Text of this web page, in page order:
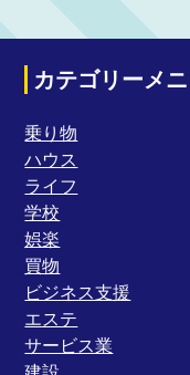
カテゴリーメ
乗り物
ハウス
ライフ
学校
娯楽
買物
ビジネス支援
エステ
サービス業